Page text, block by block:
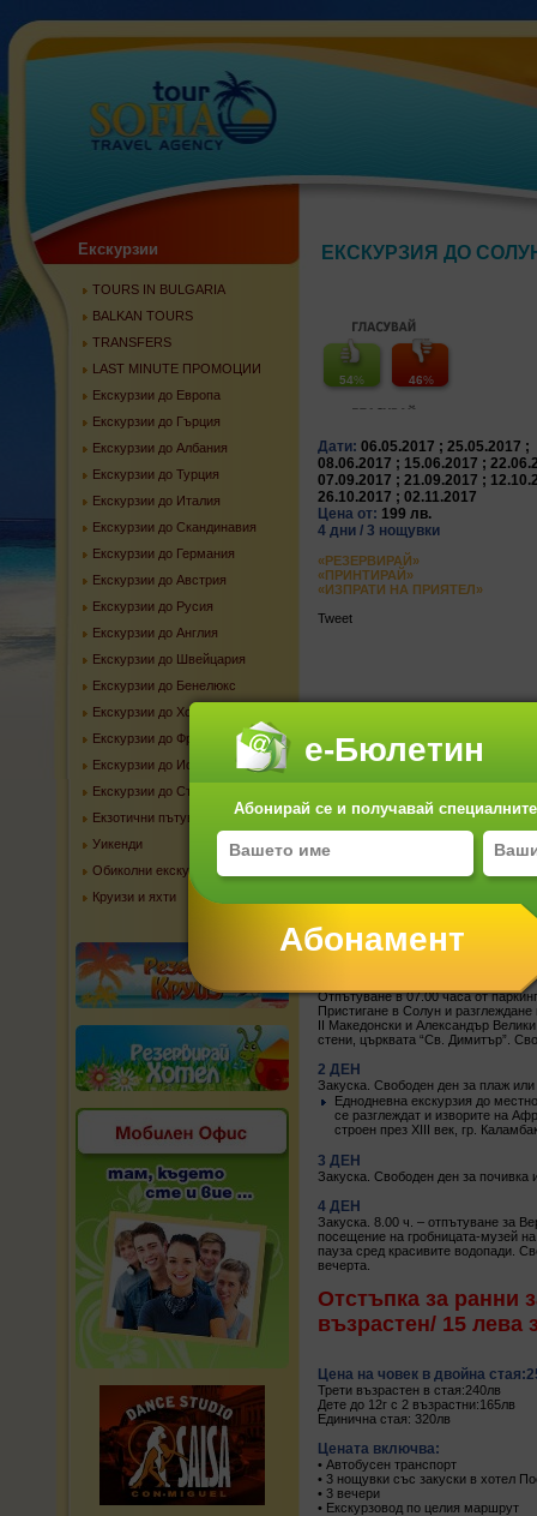
е-Бюлетин
Абонирай се и получавай
Екскурзии
TOURS IN BULGARIA
BALKAN TOURS
TRANSFERS
LAST MINUTE ПРОМОЦИИ
Екскурзии до Европа
Екскурзии до Гърция
Екскурзии до Албания
Екскурзии до Турция
Екскурзии до Италия
Екскурзии до Скандинавия
Екскурзии до Германия
Екскурзии до Австрия
Екскурзии до Русия
Екскурзии до Англия
Екскурзии до Швейцария
Екскурзии до Бенелюкс
Екскурзии до Холандия
Екскурзии до Франция
Екскурзии до Испания
Екскурзии до Сърбия
Екзотични пътувания
Уикенди
Обиколни екскурзии
Круизи и яхти
ЕКСКУРЗИЯ ДО
54% 46%
Дати: 06.05.2017 ; 25.05.2017 ;
08.06.2017 ; 15.06.2017 ;
07.09.2017 ; 21.09.2017 ;
26.10.2017 ; 02.11.2017
Цена от: 199 лв.
4 дни / 3 нощувки
«РЕЗЕРВИРАЙ»
«ПРИНТИРАЙ»
«ИЗПРАТИ НА ПРИЯТЕЛ»
Tweet
LAST MINUTE
Отпътуване в 07.00 часа от
Пристигане в Солун и
ІІ Македонски и Александър
стени, църквата “Св. Димитър”.
2 ДЕН
Закуска. Свободен ден за плаж
Еднодневна екскурзия до
се разглеждат и изворите на
строен през XІІІ век, гр.
3 ДЕН
Закуска. Свободен ден за почивка
4 ДЕН
Закуска. 8.00 ч. – отпътуване за
посещение на гробницата-музей
пауза сред красивите водопади.
вечерта.
Отстъпка за ранни
възрастен/ 15 лева
Цена на човек в двойна
Трети възрастен в стая:240лв
Дете до 12г с 2 възрастни:165лв
Единична стая: 320лв
Цената включва:
• Автобусен транспорт
• 3 нощувки със закуски в хотел
• 3 вечери
• Екскурзовод по целия маршрут